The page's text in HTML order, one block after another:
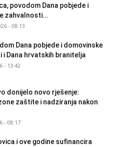
povodom Dana pobjede i
zahvalnosti...
- 08:13
Dana pobjede i domovinske
i Dana hrvatskih branitelja
- 13:42
donijelo novo rješenje:
zaštite i nadziranja nakon
- 08:17
i ove godine sufinancira